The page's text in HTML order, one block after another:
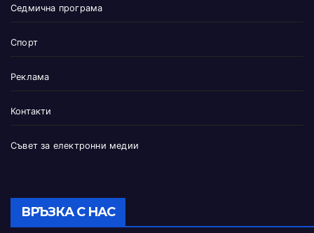
Седмична програма
Спорт
Реклама
Контакти
Съвет за електронни медии
ВРЪЗКА С НАС